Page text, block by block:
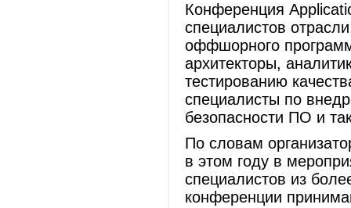
Конференция
специалистов
оффшорного
архитекторы,
тестированию
специалисты по
безопасности ПО и
По словам
в этом году в
специалистов из
конференции